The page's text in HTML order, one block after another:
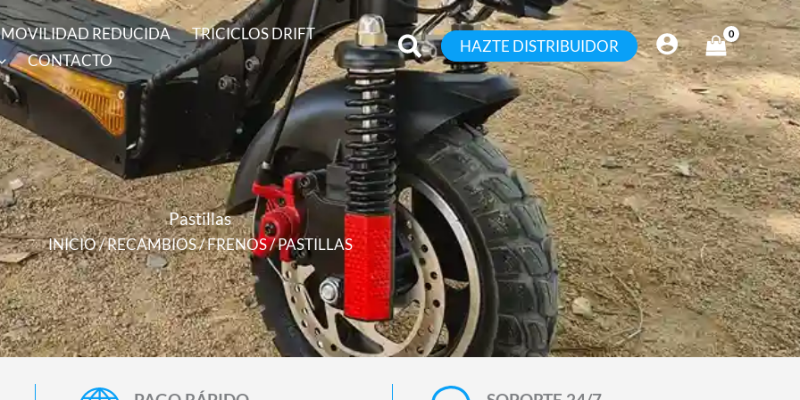
MOVILIDAD REDUCIDA
TRICICLOS DRIFT
CONTACTO
HAZTE DISTRIBUIDOR
Pastillas
INICIO/RECAMBIOS/FRENOS/ PASTILLAS